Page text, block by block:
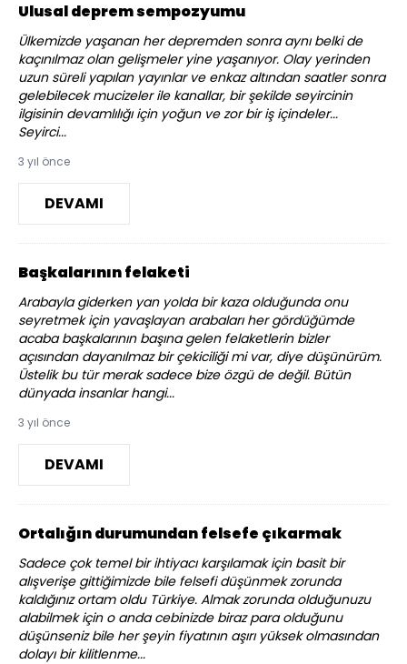
Ulusal deprem sempozyumu
Ülkemizde yaşanan her depremden sonra aynı belki de
kaçınılmaz olan gelişmeler yine yaşanıyor. Olay yerinden
uzun süreli yapılan yayınlar ve enkaz altından saatler sonra
gelebilecek mucizeler ile kanallar, bir şekilde seyircinin
ilgisinin devamlılığı için yoğun ve zor bir iş içindeler...
Seyirci...
3 yıl önce
DEVAMI
Başkalarının felaketi
Arabayla giderken yan yolda bir kaza olduğunda onu
seyretmek için yavaşlayan arabaları her gördüğümde
acaba başkalarının başına gelen felaketlerin bizler
açısından dayanılmaz bir çekiciliği mi var, diye düşünürüm.
Üstelik bu tür merak sadece bize özgü de değil. Bütün
dünyada insanlar hangi...
3 yıl önce
DEVAMI
Ortalığın durumundan felsefe çıkarmak
Sadece çok temel bir ihtiyacı karşılamak için basit bir
alışverişe gittiğimizde bile felsefi düşünmek zorunda
kaldığınız ortam oldu Türkiye. Almak zorunda olduğunuzu
alabilmek için o anda cebinizde biraz para olduğunu
düşünseniz bile her şeyin fiyatının aşırı yüksek olmasından
dolayı bir kilitlenme...